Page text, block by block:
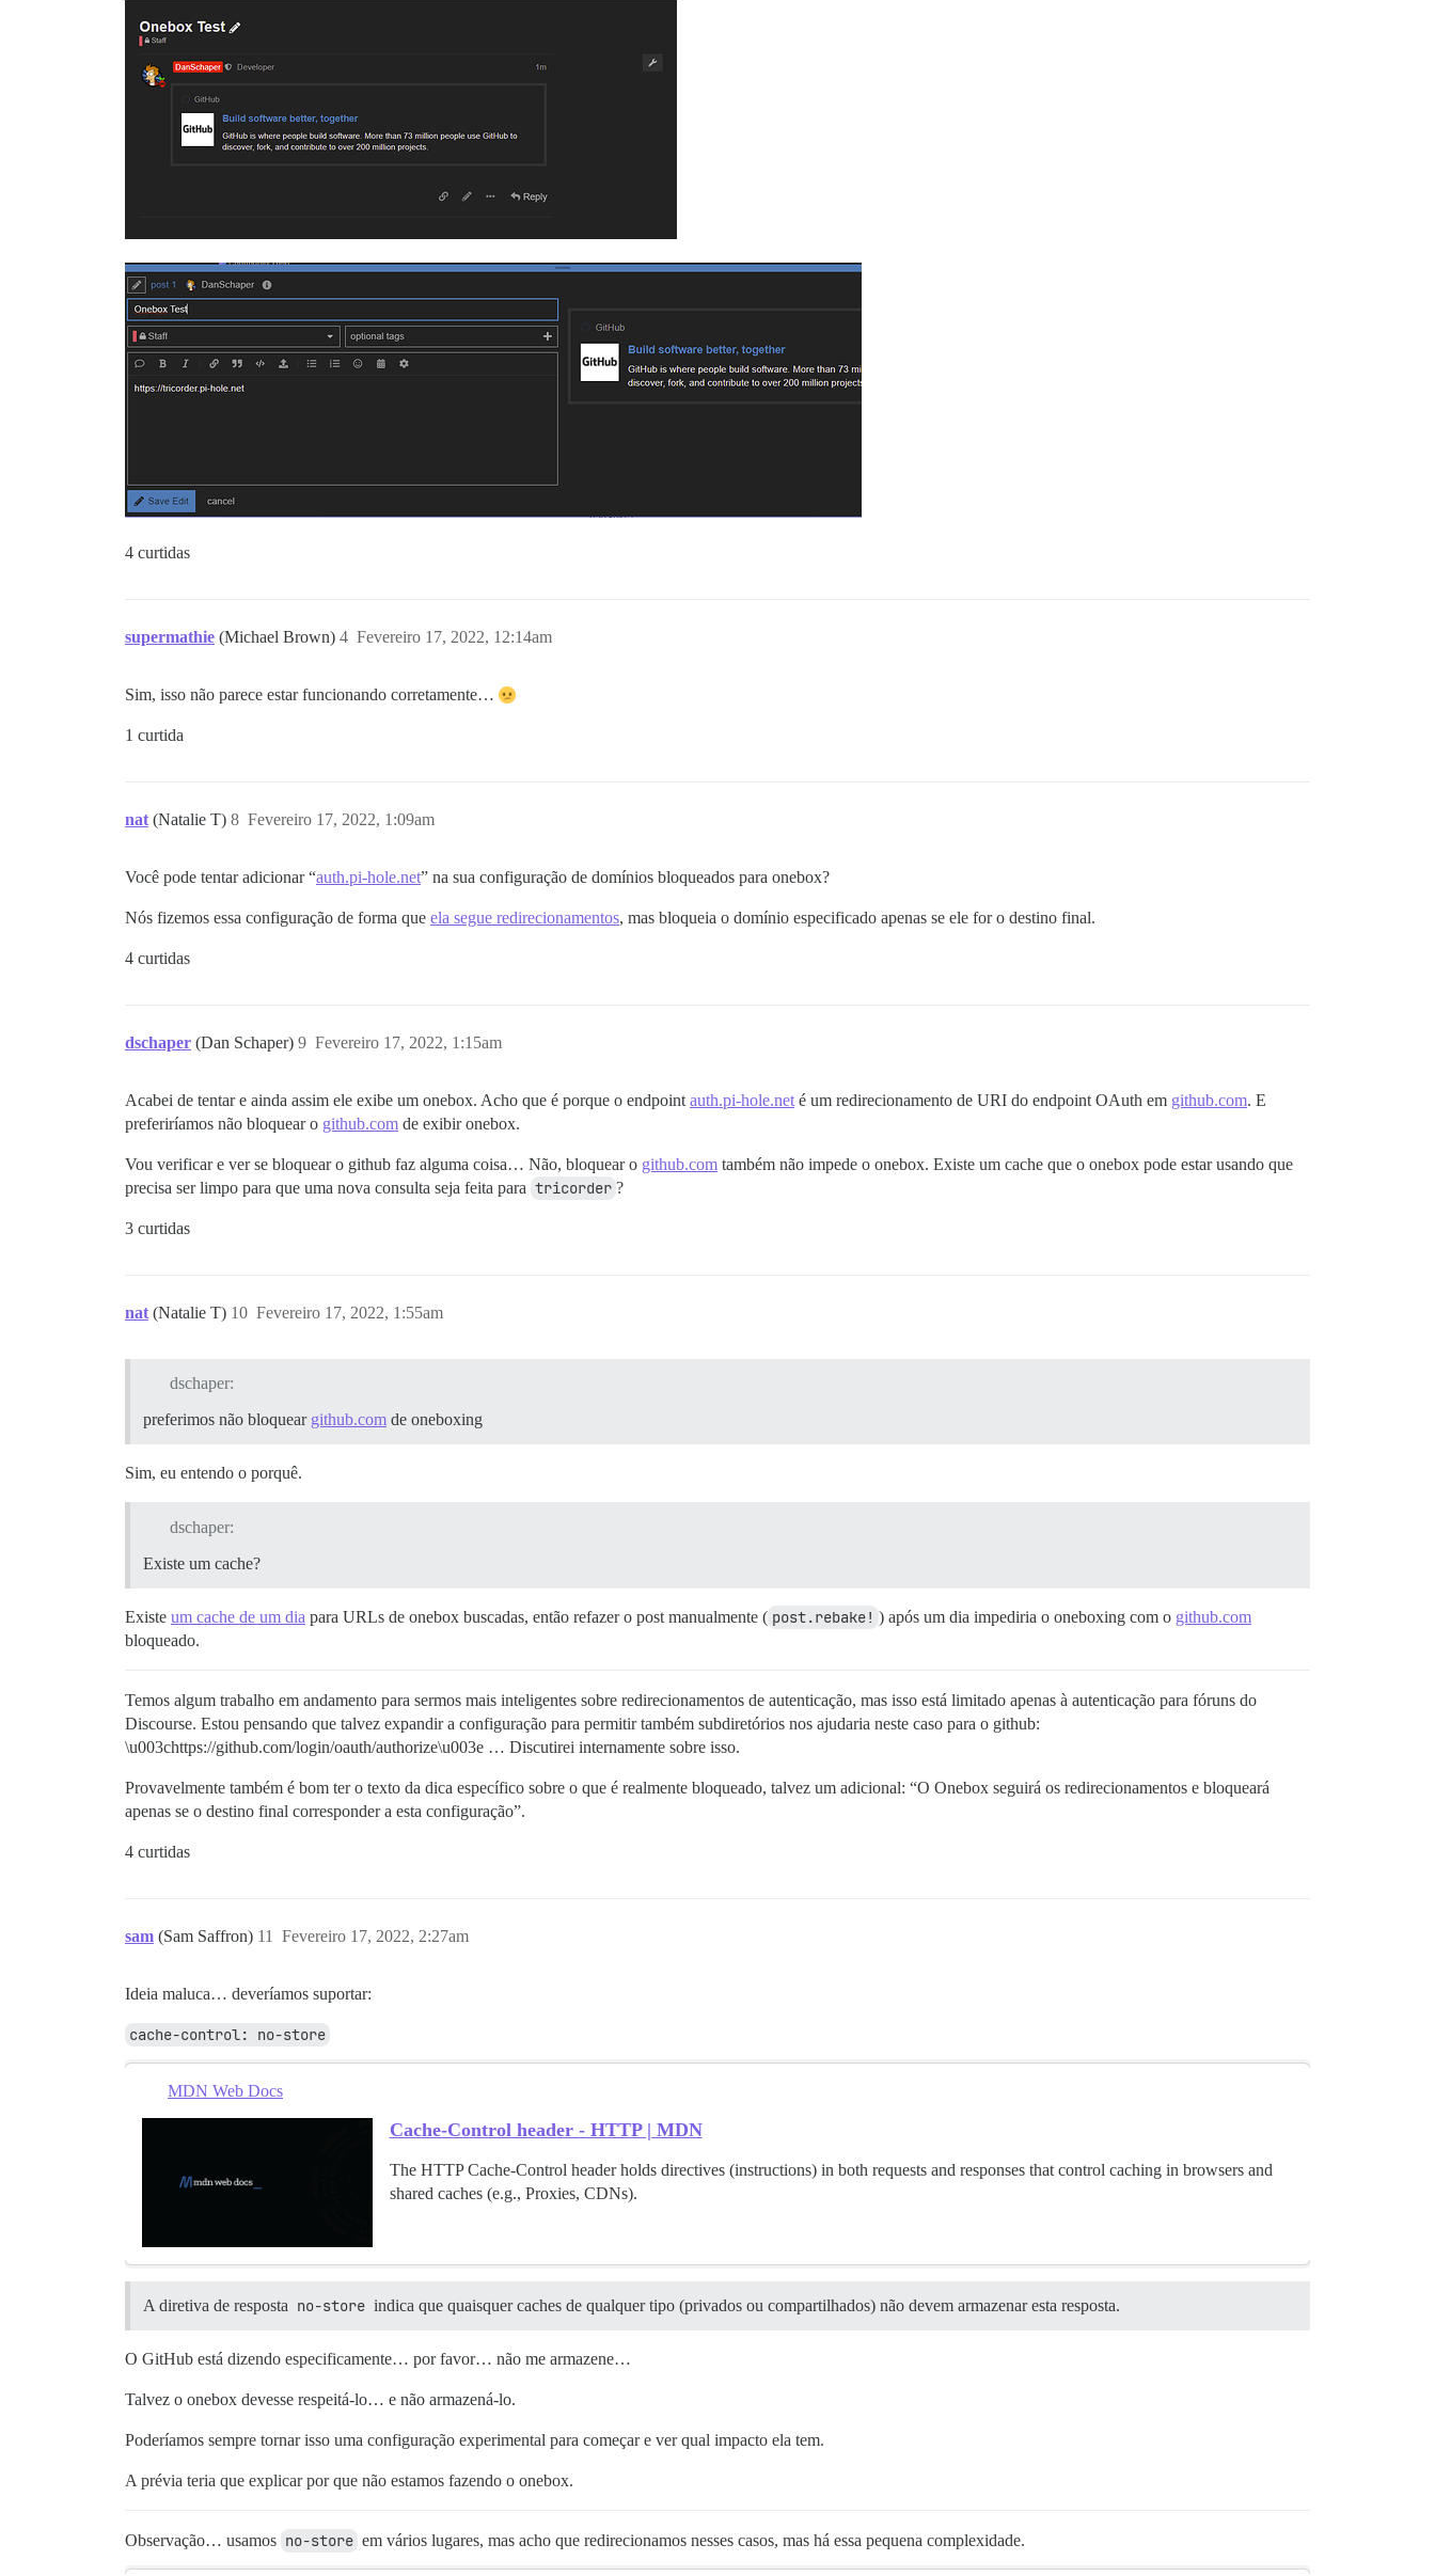
4 curtidas
supermathie (Michael Brown) Fevereiro 17, 2022, 12:14am
4
Sim, isso não parece estar funcionando corretamente…
1 curtida
nat (Natalie T) Fevereiro 17, 2022, 1:09am
8
Você pode tentar adicionar “auth.pi-hole.net” na sua configuração de domínios bloqueados para onebox?
Nós fizemos essa configuração de forma que ela segue redirecionamentos, mas bloqueia o domínio especificado apenas se ele for o destino final.
4 curtidas
dschaper (Dan Schaper) Fevereiro 17, 2022, 1:15am
9
Acabei de tentar e ainda assim ele exibe um onebox. Acho que é porque o endpoint auth.pi-hole.net é um redirecionamento de URI do endpoint OAuth em github.com. E
preferiríamos não bloquear o github.com de exibir onebox.
Vou verificar e ver se bloquear o github faz alguma coisa… Não, bloquear o github.com também não impede o onebox. Existe um cache que o onebox pode estar usando que
precisa ser limpo para que uma nova consulta seja feita para tricorder ?
3 curtidas
nat (Natalie T) Fevereiro 17, 2022, 1:55am
10
dschaper:
preferimos não bloquear github.com de oneboxing
Sim, eu entendo o porquê.
dschaper:
Existe um cache?
Existe um cache de um dia para URLs de onebox buscadas, então refazer o post manualmente ( post.rebake! ) após um dia impediria o oneboxing com o github.com
bloqueado.
Temos algum trabalho em andamento para sermos mais inteligentes sobre redirecionamentos de autenticação, mas isso está limitado apenas à autenticação para fóruns do
Discourse. Estou pensando que talvez expandir a configuração para permitir também subdiretórios nos ajudaria neste caso para o github:
\u003chttps://github.com/login/oauth/authorize\u003e … Discutirei internamente sobre isso.
Provavelmente também é bom ter o texto da dica específico sobre o que é realmente bloqueado, talvez um adicional: “O Onebox seguirá os redirecionamentos e bloqueará
apenas se o destino final corresponder a esta configuração”.
4 curtidas
sam (Sam Saffron) Fevereiro 17, 2022, 2:27am
11
Ideia maluca… deveríamos suportar:
cache-control: no-store
MDN Web Docs
Cache-Control header - HTTP | MDN
The HTTP Cache-Control header holds directives (instructions) in both requests and responses that control caching in browsers and
shared caches (e.g., Proxies, CDNs).
A diretiva de resposta no-store indica que quaisquer caches de qualquer tipo (privados ou compartilhados) não devem armazenar esta resposta.
O GitHub está dizendo especificamente… por favor… não me armazene…
Talvez o onebox devesse respeitá-lo… e não armazená-lo.
Poderíamos sempre tornar isso uma configuração experimental para começar e ver qual impacto ela tem.
A prévia teria que explicar por que não estamos fazendo o onebox.
Observação… usamos no-store em vários lugares, mas acho que redirecionamos nesses casos, mas há essa pequena complexidade.